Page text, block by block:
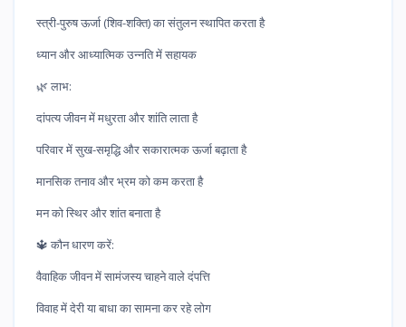
स्त्री-पुरुष ऊर्जा (शिव-शक्ति) का संतुलन स्थापित करता है
ध्यान और आध्यात्मिक उन्नति में सहायक
🌿 लाभ:
दांपत्य जीवन में मधुरता और शांति लाता है
परिवार में सुख-समृद्धि और सकारात्मक ऊर्जा बढ़ाता है
मानसिक तनाव और भ्रम को कम करता है
मन को स्थिर और शांत बनाता है
🔱 कौन धारण करें:
वैवाहिक जीवन में सामंजस्य चाहने वाले दंपत्ति
विवाह में देरी या बाधा का सामना कर रहे लोग